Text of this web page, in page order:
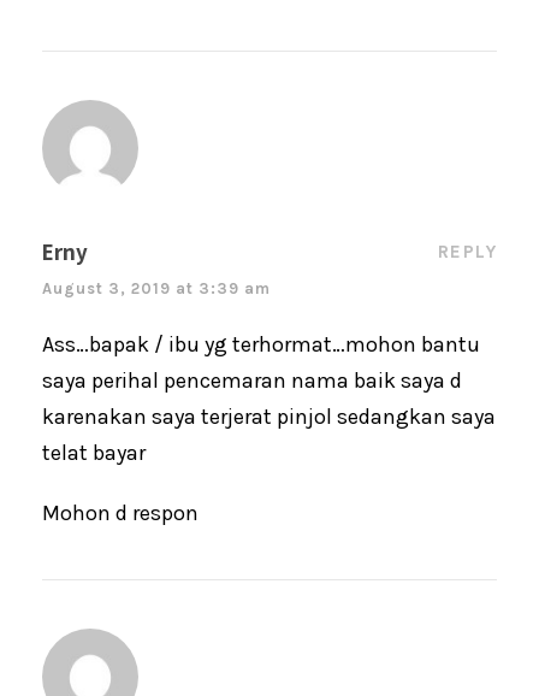
Erny
August 3, 2019 at 3:39 am
REPLY
Ass…bapak / ibu yg terhormat…mohon bantu
saya perihal pencemaran nama baik saya d
karenakan saya terjerat pinjol sedangkan saya
telat bayar
Mohon d respon